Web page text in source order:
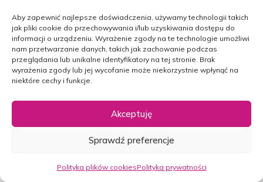
Aby zapewnić najlepsze doświadczenia, używamy technologii takich
jak pliki cookie do przechowywania i/lub uzyskiwania dostępu do
informacji o urządzeniu. Wyrażenie zgody na te technologie umożliwi
nam przetwarzanie danych, takich jak zachowanie podczas
przeglądania lub unikalne identyfikatory na tej stronie. Brak
wyrażenia zgody lub jej wycofanie może niekorzystnie wpłynąć na
niektóre cechy i funkcje.
Akceptuję
Sprawdź preferencje
Polityka plików cookiesPolityka prywatności
Preludium. Po co i jak wrócić do mórz? |
Audiobook „W głębiny”
12/10/2025 29:08
Biologia, medycyna, chemia